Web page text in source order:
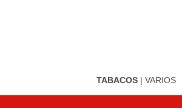
TABACOS| VARIOS